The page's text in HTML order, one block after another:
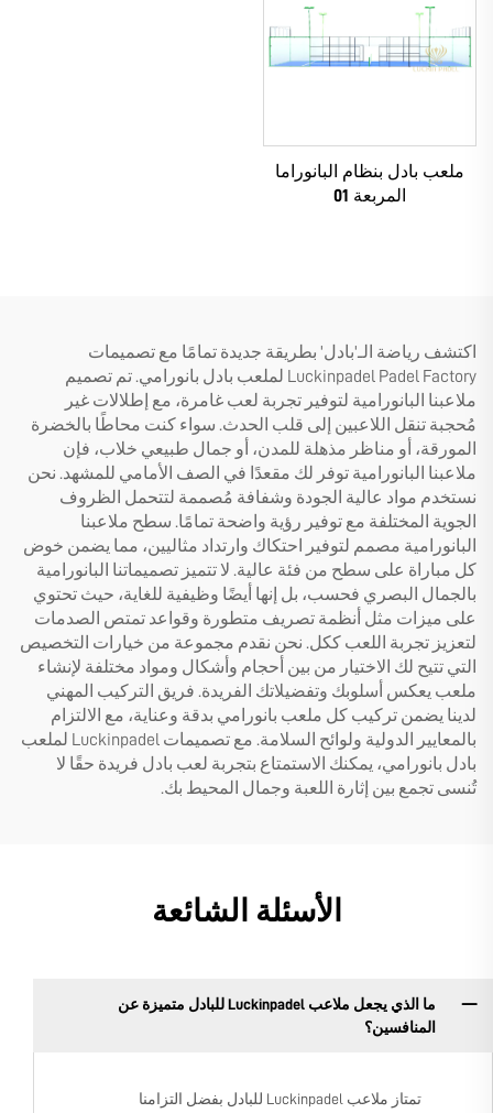
ملعب بادل بنظام البانوراما
المربعة 01
اكتشف رياضة الـ'بادل' بطريقة جديدة تمامًا مع تصميمات
Luckinpadel Padel Factory لملعب بادل بانورامي. تم تصميم
ملاعبنا البانورامية لتوفير تجربة لعب غامرة، مع إطلالات غير
مُحجبة تنقل اللاعبين إلى قلب الحدث. سواء كنت محاطًا بالخضرة
المورقة، أو مناظر مذهلة للمدن، أو جمال طبيعي خلاب، فإن
ملاعبنا البانورامية توفر لك مقعدًا في الصف الأمامي للمشهد. نحن
نستخدم مواد عالية الجودة وشفافة مُصممة لتتحمل الظروف
الجوية المختلفة مع توفير رؤية واضحة تمامًا. سطح ملاعبنا
البانورامية مصمم لتوفير احتكاك وارتداد مثاليين، مما يضمن خوض
كل مباراة على سطح من فئة عالية. لا تتميز تصميماتنا البانورامية
بالجمال البصري فحسب، بل إنها أيضًا وظيفية للغاية، حيث تحتوي
على ميزات مثل أنظمة تصريف متطورة وقواعد تمتص الصدمات
لتعزيز تجربة اللعب ككل. نحن نقدم مجموعة من خيارات التخصيص
التي تتيح لك الاختيار من بين أحجام وأشكال ومواد مختلفة لإنشاء
ملعب يعكس أسلوبك وتفضيلاتك الفريدة. فريق التركيب المهني
لدينا يضمن تركيب كل ملعب بانورامي بدقة وعناية، مع الالتزام
بالمعايير الدولية ولوائح السلامة. مع تصميمات Luckinpadel لملعب
بادل بانورامي، يمكنك الاستمتاع بتجربة لعب بادل فريدة حقًا لا
تُنسى تجمع بين إثارة اللعبة وجمال المحيط بك.
الأسئلة الشائعة
ما الذي يجعل ملاعب Luckinpadel للبادل متميزة عن
المنافسين؟
تمتاز ملاعب Luckinpadel للبادل بفضل التزامنا